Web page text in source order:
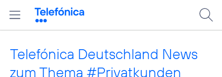
Telefónica Deutschland News
zum Thema #Privatkunden